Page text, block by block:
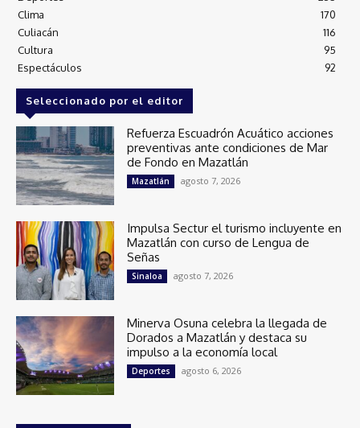
Clima
170
Culiacán
116
Cultura
95
Espectáculos
92
Seleccionado por el editor
Refuerza Escuadrón Acuático acciones
preventivas ante condiciones de Mar
de Fondo en Mazatlán
Mazatlán agosto 7, 2026
Impulsa Sectur el turismo incluyente en
Mazatlán con curso de Lengua de
Señas
Sinaloa agosto 7, 2026
Minerva Osuna celebra la llegada de
Dorados a Mazatlán y destaca su
impulso a la economía local
Deportes agosto 6, 2026